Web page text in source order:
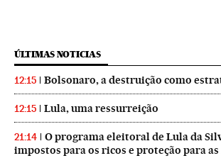
ÚLTIMAS NOTICIAS
12:15 Bolsonaro, a destruição como
12:15 Lula, uma ressurreição
21:14
O programa eleitoral de Lula da
impostos para os ricos e proteção para